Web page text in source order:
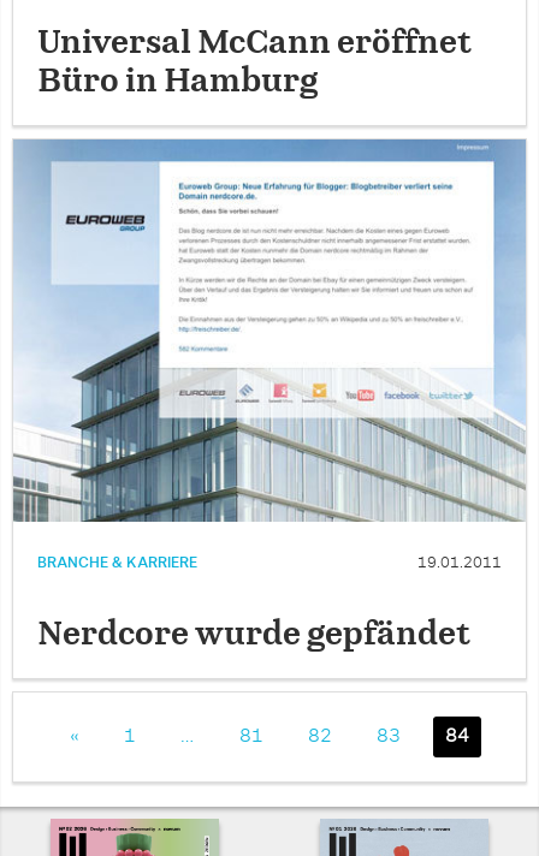
Universal McCann eröffnet
Büro in Hamburg
BRANCHE & KARRIERE 19.01.2011
Nerdcore wurde gepfändet
« 1 81 82 83 84